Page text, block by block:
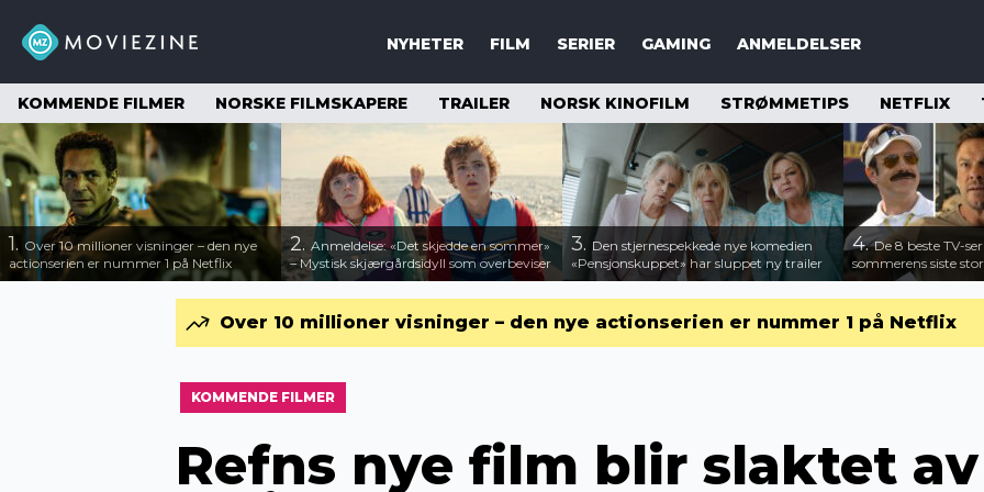
NYHETER FILM SERIER GAMING ANMELDELSER
KOMMENDE FILMER NORSKE FILMSKAPERE TRAILER NORSK KINOFILM STRØMMETIPS NETFLIX
1. Over 10 millioner visninger – den nye
actionserien er nummer 1 på Netflix
2. Anmeldelse: «Det skjedde en sommer»
– Mystisk skjærgårdsidyll som overbeviser
3. Den stjernespekkede nye komedien
«Pensjonskuppet» har sluppet ny trailer
4.De 8 beste TV-
sommerens siste
Over 10 millioner visninger – den nye actionserien er nummer 1 på Netflix
KOMMENDE FILMER
Refns nye film blir slaktet